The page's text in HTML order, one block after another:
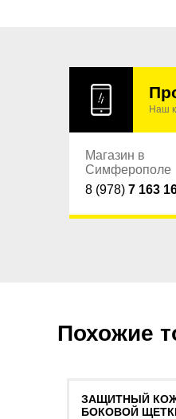
Наш
Магазин в
Симферополе
8 (978) 7 163
Похожие
ЗАЩИТНЫЙ
БОКОВОЙ